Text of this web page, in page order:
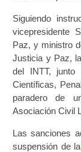
Servicios
Siguiendo
vicepresidente
Paz, y ministro
Justicia y Paz,
del INTT, junto
Científicas,
paradero de
Asociación Civil
Las sanciones
suspensión de